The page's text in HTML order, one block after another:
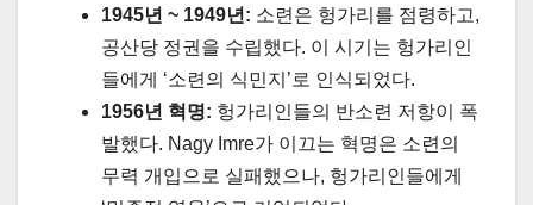
1945년 ~ 1949년: 소련은 헝가리를 점령하고,
공산당 정권을 수립했다. 이 시기는 헝가리인
들에게 ‘소련의 식민지’로 인식되었다.
1956년 혁명: 헝가리인들의 반소련 저항이 폭
발했다. Nagy Imre가 이끄는 혁명은 소련의
무력 개입으로 실패했으나, 헝가리인들에게